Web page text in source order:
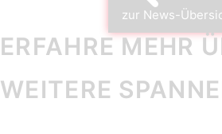
zur News-
ERFAHRE MEHR
WEITERE